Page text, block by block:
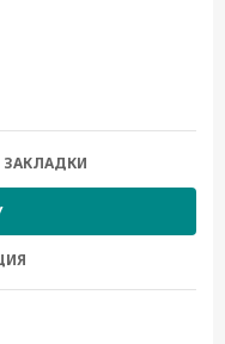
ЗАКЛАДКИ